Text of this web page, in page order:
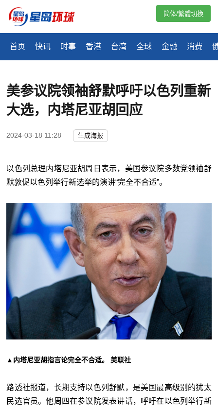
首页 快讯 时事 香港 台湾 全球 金融 消费
简体/繁體切換
美参议院领袖舒默呼吁以色列重新
大选，内塔尼亚胡回应
2024-03-18 11:28 生成海报
以色列总理内塔尼亚胡周日表示，美国参议院多数党领袖舒
默敦促以色列举行新选举的演讲“完全不合适”。
▲内塔尼亚胡指言论完全不合适。 美联社
路透社报道，长期支持以色列舒默，是美国最高级别的犹太
民选官员。他周四在参议院发表讲话，呼吁在以色列举行新